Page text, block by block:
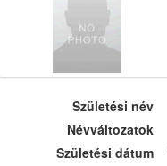
Születési név
Névváltozatok
Születési dátum